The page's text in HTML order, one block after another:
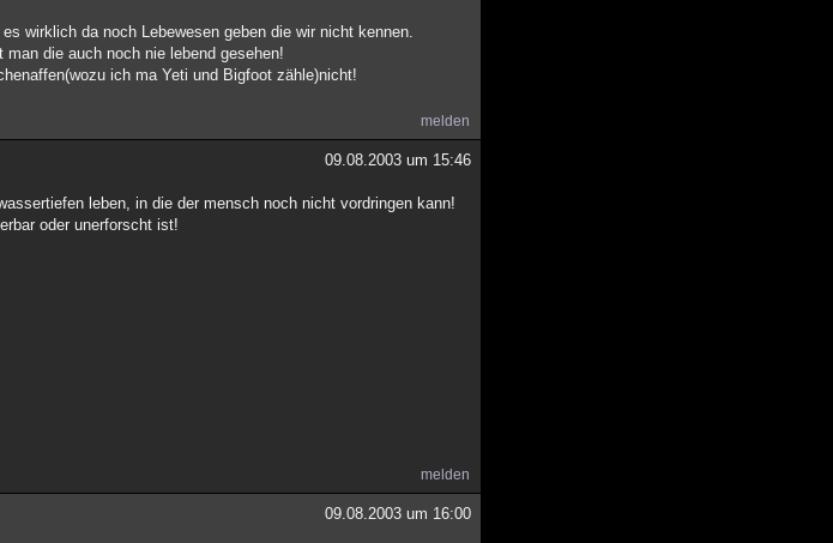
wirklich da noch Lebewesen geben die wir nicht kennen.
die auch noch nie lebend gesehen!
ich ma Yeti und Bigfoot zähle)nicht!
melden
09.08.2003 um 15:46
leben, in die der mensch noch nicht vordringen kann!
oder unerforscht ist!
melden
09.08.2003 um 16:00